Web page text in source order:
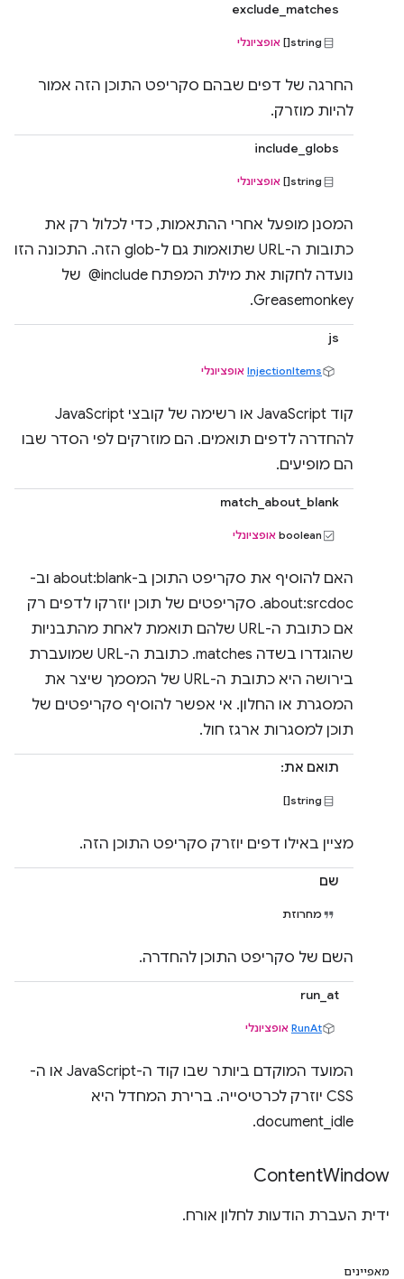
exclude_matches
string[] אופציונלי
החרגה של דפים שבהם סקריפט התוכן הזה אמור
להיות מוזרק.
include_globs
string[] אופציונלי
המסנן מופעל אחרי ההתאמות, כדי לכלול רק את
כתובות ה-URL שתואמות גם ל-glob הזה. התכונה הזו
נועדה לחקות את מילת המפתח ‎ @include של
Greasemonkey.
js
InjectionItems אופציונלי
קוד JavaScript או רשימה של קובצי JavaScript
להחדרה לדפים תואמים. הם מוזרקים לפי הסדר שבו
הם מופיעים.
match_about_blank
boolean אופציונלי
האם להוסיף את סקריפט התוכן ב-about:blank וב-
about:srcdoc. סקריפטים של תוכן יוזרקו לדפים רק
אם כתובת ה-URL שלהם תואמת לאחת מהתבניות
שהוגדרו בשדה matches. כתובת ה-URL שמועברת
בירושה היא כתובת ה-URL של המסמך שיצר את
המסגרת או החלון. אי אפשר להוסיף סקריפטים של
תוכן למסגרות ארגז חול.
תואם את:
string[]
מציין באילו דפים יוזרק סקריפט התוכן הזה.
שם
מחרוזת
השם של סקריפט התוכן להחדרה.
run_at
RunAt אופציונלי
המועד המוקדם ביותר שבו קוד ה-JavaScript או ה-
CSS יוזרק לכרטיסייה. ברירת המחדל היא
document_idle.
ContentWindow
ידית העברת הודעות לחלון אורח.
מאפיינים